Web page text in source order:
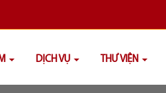
DỊCH VỤ THƯ VIỆN